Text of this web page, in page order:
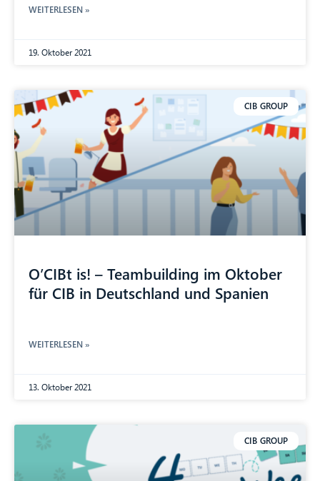
WEITERLESEN »
19. Oktober 2021
CIB GROUP
O’CIBt is! – Teambuilding im Oktober
für CIB in Deutschland und Spanien
WEITERLESEN »
13. Oktober 2021
CIB GROUP